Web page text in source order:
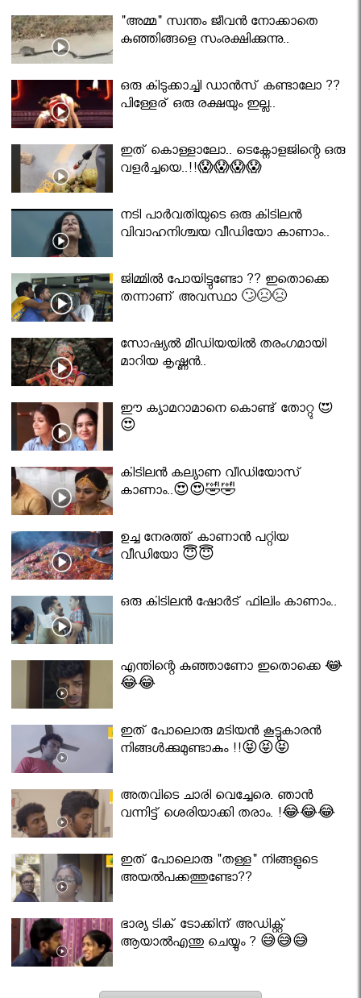
"അമ്മ" സ്വന്തം ജീവൻ നോക്കാതെ
കുഞ്ഞിങ്ങളെ സംരക്ഷിക്കുന്നു..
ഒരു കിടുക്കാച്ചി ഡാൻസ് കണ്ടാലോ ??
പിള്ളേര് ഒരു രക്ഷയും ഇല്ല..
ഇത് കൊള്ളാലോ.. ടെക്നോളജിന്റെ ഒരു
വളർച്ചയെ..!!😱😱😱😱
നടി പാർവതിയുടെ ഒരു കിടിലൻ
വിവാഹനിശ്ചയ വീഡിയോ കാണാം..
ജിമ്മിൽ പോയിട്ടുണ്ടോ ?? ഇതൊക്കെ
തന്നാണ് അവസ്ഥാ 🙄😣😣
സോഷ്യൽ മീഡിയയിൽ തരംഗമായി
മാറിയ കൃഷ്ണൻ..
ഈ ക്യാമറാമാനെ കൊണ്ട് തോറ്റു 😍
😍
കിടിലൻ കല്യാണ വീഡിയോസ്
കാണാം..😍😍🤣🤣
ഉച്ച നേരത്ത് കാണാൻ പറ്റിയ
വീഡിയോ 😇😇
ഒരു കിടിലൻ ഷോർട് ഫിലിം കാണാം..
എന്തിന്റെ കുഞ്ഞാണോ ഇതൊക്കെ 😂
😂😂
ഇത് പോലൊരു മടിയൻ കൂട്ടുകാരൻ
നിങ്ങൾക്കുമുണ്ടാകും !!😝😝😝
അതവിടെ ചാരി വെച്ചേരെ. ഞാൻ
വന്നിട്ട് ശെരിയാക്കി തരാം. !😂😂😂
ഇത് പോലൊരു "തള്ള" നിങ്ങളുടെ
അയല്‍പക്കത്തുണ്ടോ??
ഭാര്യ ടിക് ടോക്കിന് അഡിക്റ്റ്
ആയാൽഎന്തു ചെയ്യും ? 😅😅😅